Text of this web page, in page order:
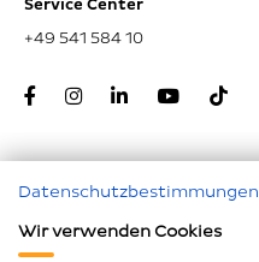
Service Center
+49 541 584 10
Datenschutzbestimmungen
Wir verwenden Cookies